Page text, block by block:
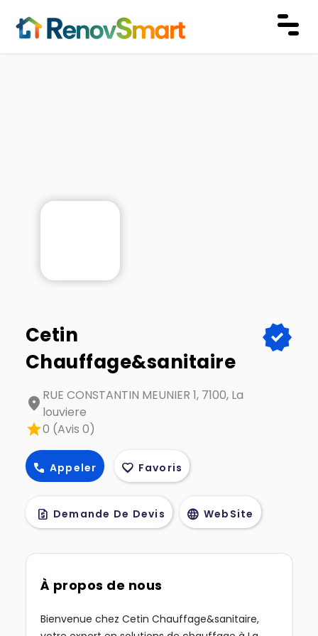
Cetin
Chauffage&sanitaire
verified
location_on RUE CONSTANTIN MEUNIER 1, 7100, La
louviere
star0 (Avis 0)
call Appeler favorite Favoris
request_quote Demande De Devis language WebSite
À propos de nous
Bienvenue chez Cetin Chauffage&sanitaire,